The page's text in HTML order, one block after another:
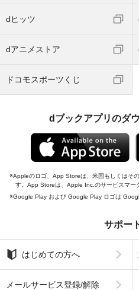
dヒッツ
dアニメストア
ドコモスポーツくじ
dブックアプリのダ
Appleのロゴ、App Storeは、米国もしくはそ
す。App Storeは、Apple Inc.のサービスマー
Google Play および Google Play ロゴは
サポー
はじめての方へ
メールサービス登録/解除